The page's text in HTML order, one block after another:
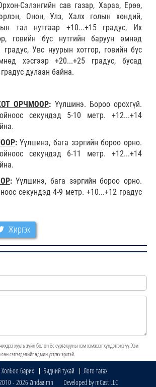
Сэлэнгийн сав газар, Хараа, Ерөө,
Онон, Улз, Халх голын хөндий,
тал нутгаар +10...+15 градус, Их
говийн бүс нутгийн баруун өмнөд
градус, Увс нуурын хотгор, говийн бүс
хэсгээр +20...+25 градус, бусад
дулаан байна.
ОРЧМООР: Үүлшинэ. Бороо орохгүй.
секундэд 5-10 метр. +12...+14
:Үүлшинэ, бага зэргийн бороо орно.
секундэд 6-11 метр. +12...+14
:Үүлшинэ, бага зэргийн бороо орно.
секундэд 4-9 метр. +10...+12 градус
Жиргэх
хууль зүйн болон ёс суртахууны хэм хэмжээг хүндэтгэнэ үү. Хэм
сэтгэгдэлийг админ устгах эрхтэй.
Холбоо барих Бидний тухай
Лого татах
- 2026 Zindaa.mn Developed by mCast LLC